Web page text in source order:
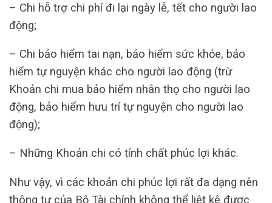
– Chi hỗ trợ chi phí đi lại ngày lễ, tết cho người lao
động;
– Chi bảo hiểm tai nạn, bảo hiểm sức khỏe, bảo
hiểm tự nguyện khác cho người lao động (trừ
Khoản chi mua bảo hiểm nhân thọ cho người lao
động, bảo hiểm hưu trí tự nguyện cho người lao
động);
– Những Khoản chi có tính chất phúc lợi khác.
Như vậy, vì các khoản chi phúc lợi rất đa dạng nên
thông tư của Bộ Tài chính không thể liệt kê được